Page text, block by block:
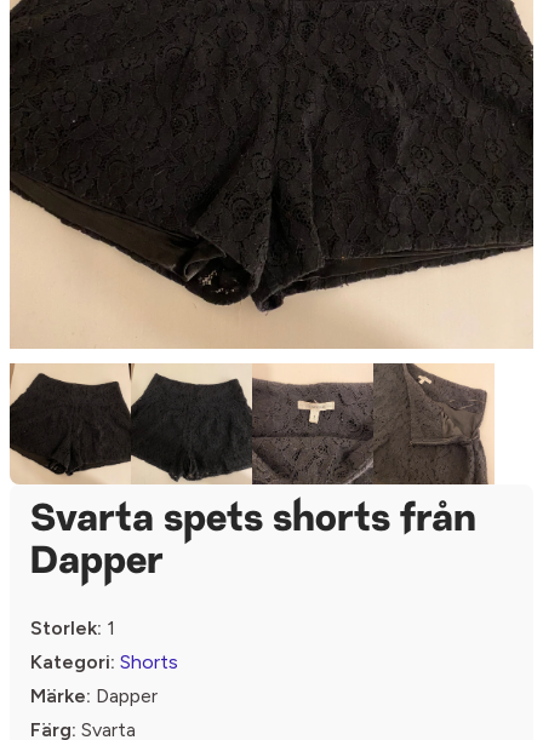
Svarta spets shorts från
Dapper
Storlek: 1
Kategori: Shorts
Märke: Dapper
Färg: Svarta